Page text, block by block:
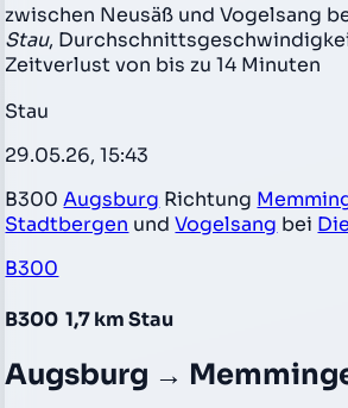
zwischen Neusäß und Vogelsang
Stau,
Zeitverlust von bis zu 14 Minuten
Stau
29.05.26, 15:43
B300Augsburg Richtung
Stadtbergen undVogelsang bei
B300
B300 1,7 km Stau
Augsburg →